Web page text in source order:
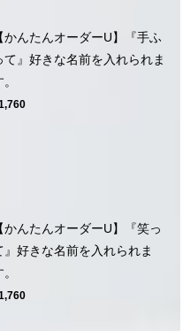
【かんたんオーダーU】『手ふ
て』好きな名前を入れられま
【かんたんオーダーU】『笑っ
』好きな名前を入れられま